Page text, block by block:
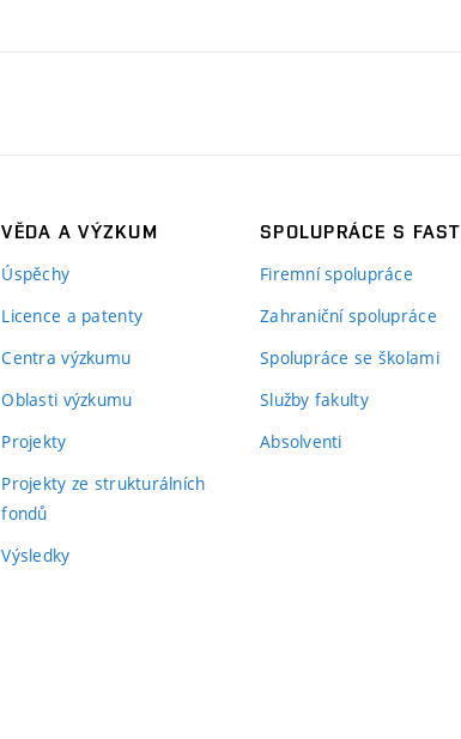
VĚDA A VÝZKUM
Úspěchy
Licence a patenty
Centra výzkumu
Oblasti výzkumu
Projekty
Projekty ze strukturálních
fondů
Výsledky
SPOLUPRÁCE S FAST
Firemní spolupráce
Zahraniční spolupráce
Spolupráce se školami
Služby fakulty
Absolventi